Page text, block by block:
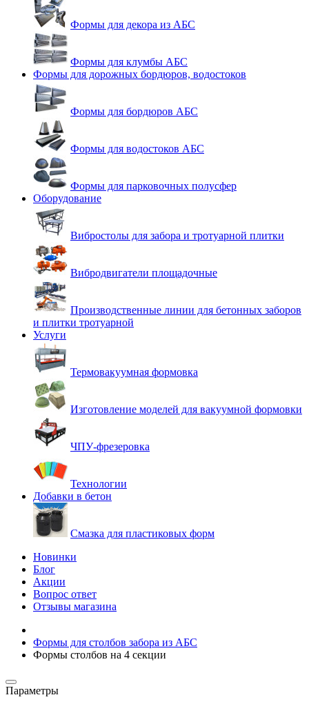
Формы для декора из АБС
Формы для клумбы АБС
Формы для дорожных бордюров, водостоков
Формы для бордюров АБС
Формы для водостоков АБС
Формы для парковочных полусфер
Оборудование
Вибростолы для забора и тротуарной плитки
Вибродвигатели площадочные
Производственные линии для бетонных заборов
и плитки тротуарной
Услуги
Термовакуумная формовка
Изготовление моделей для вакуумной формовки
ЧПУ-фрезеровка
Технологии
Добавки в бетон
Смазка для пластиковых форм
Новинки
Блог
Акции
Вопрос ответ
Отзывы магазина
Формы для столбов забора из АБС
Формы столбов на 4 секции
Параметры